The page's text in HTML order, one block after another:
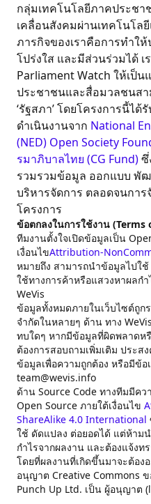
กลุ่มเทคโนโลยีภาคประชา
เคลื่อนสังคมผ่านเทคโนโล
ภารกิจของเราคือการทำให้
โปร่งใส และมีส่วนร่วมได้ เ
Parliament Watch ให้เป็
ประชาชนและสื่อมวลชนส
‘รัฐสภา’ โดยโครงการนี้ไ
ดำเนินงานจาก National
(NED) Open Society
รมาภิบาลไทย (CG Fund)ซึ่
รวมรวมข้อมูล ออกแบบ พั
บริหารจัดการ ตลอดจนการ
โครงการ
ข้อตกลงในการใช้งาน (Terms
ทีมงานตั้งใจเปิดข้อมูลเป็น
เงื่อนไขAttribution-
หมายถึง สามารถนำข้อมูลไปใ
ใช้ทางการค้าหรือแสวงหาผลก
WeVis
ข้อมูลทั้งหมดภายในเว็บไซต์ถูก
จำกัดในหลายๆ ด้าน ทาง
ทบใดๆ หากมีข้อมูลที่ผิดพลาดห
ต้องการสอบถามเพิ่มเติม ประส
ข้อมูลเพื่อความถูกต้อง หรือมีข้
team@wevis.info
ด้าน Source Code ทางทีมมีค
Open Source ภายใต้เงื่อนไข
ShareAlike 4.0 International
ใช้ ดัดแปลง ต่อยอดได้ แต่ห้าม
กำไรจากผลงาน และต้องแจ้งท
โดยที่ผลงานที่เกิดขึ้นมาจะต้อง
อนุญาต Creative Commons
Punch Up Ltd. เป็น ผู้อนุญาต